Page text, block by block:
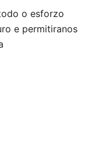
o esforzo
e permitiranos